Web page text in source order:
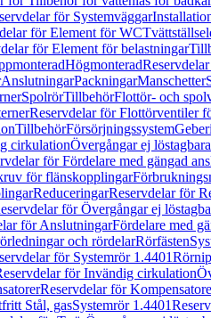
för Systemväggar
för Element för WC
för Element för belastningar
Högmonterad
AnslutningarPackningarManschetter
SpolrörTillbehörFlottör- och
Reservdelar för Flottörventiler
TillbehörFörsörjningssystem
cirkulationÖvergångar ej löstagbara
för Fördelare med gängad
för flänskopplingar
ReduceringarReservdelar för
för Övergångar ej
för AnslutningarFördelare med
och rördelarRörfästen
för Systemrör 1.4401
för Invändig cirkulation
Reservdelar för
Stål, gasSystemrör 1.4401